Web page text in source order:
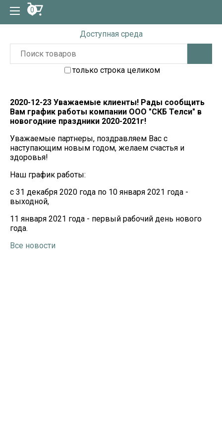
0
Доступная среда
только строка целиком
2020-12-23 Уважаемые клиенты! Рады сообщить
Вам график работы компании ООО "СКБ Телси" в
новогодние праздники 2020-2021г!
Уважаемые партнеры, поздравляем Вас с
наступающим новым годом, желаем счастья и
здоровья!
Наш график работы:
с 31 декабря 2020 года по 10 января 2021 года -
выходной,
11 января 2021 года - первый рабочий день нового
года.
Все новости